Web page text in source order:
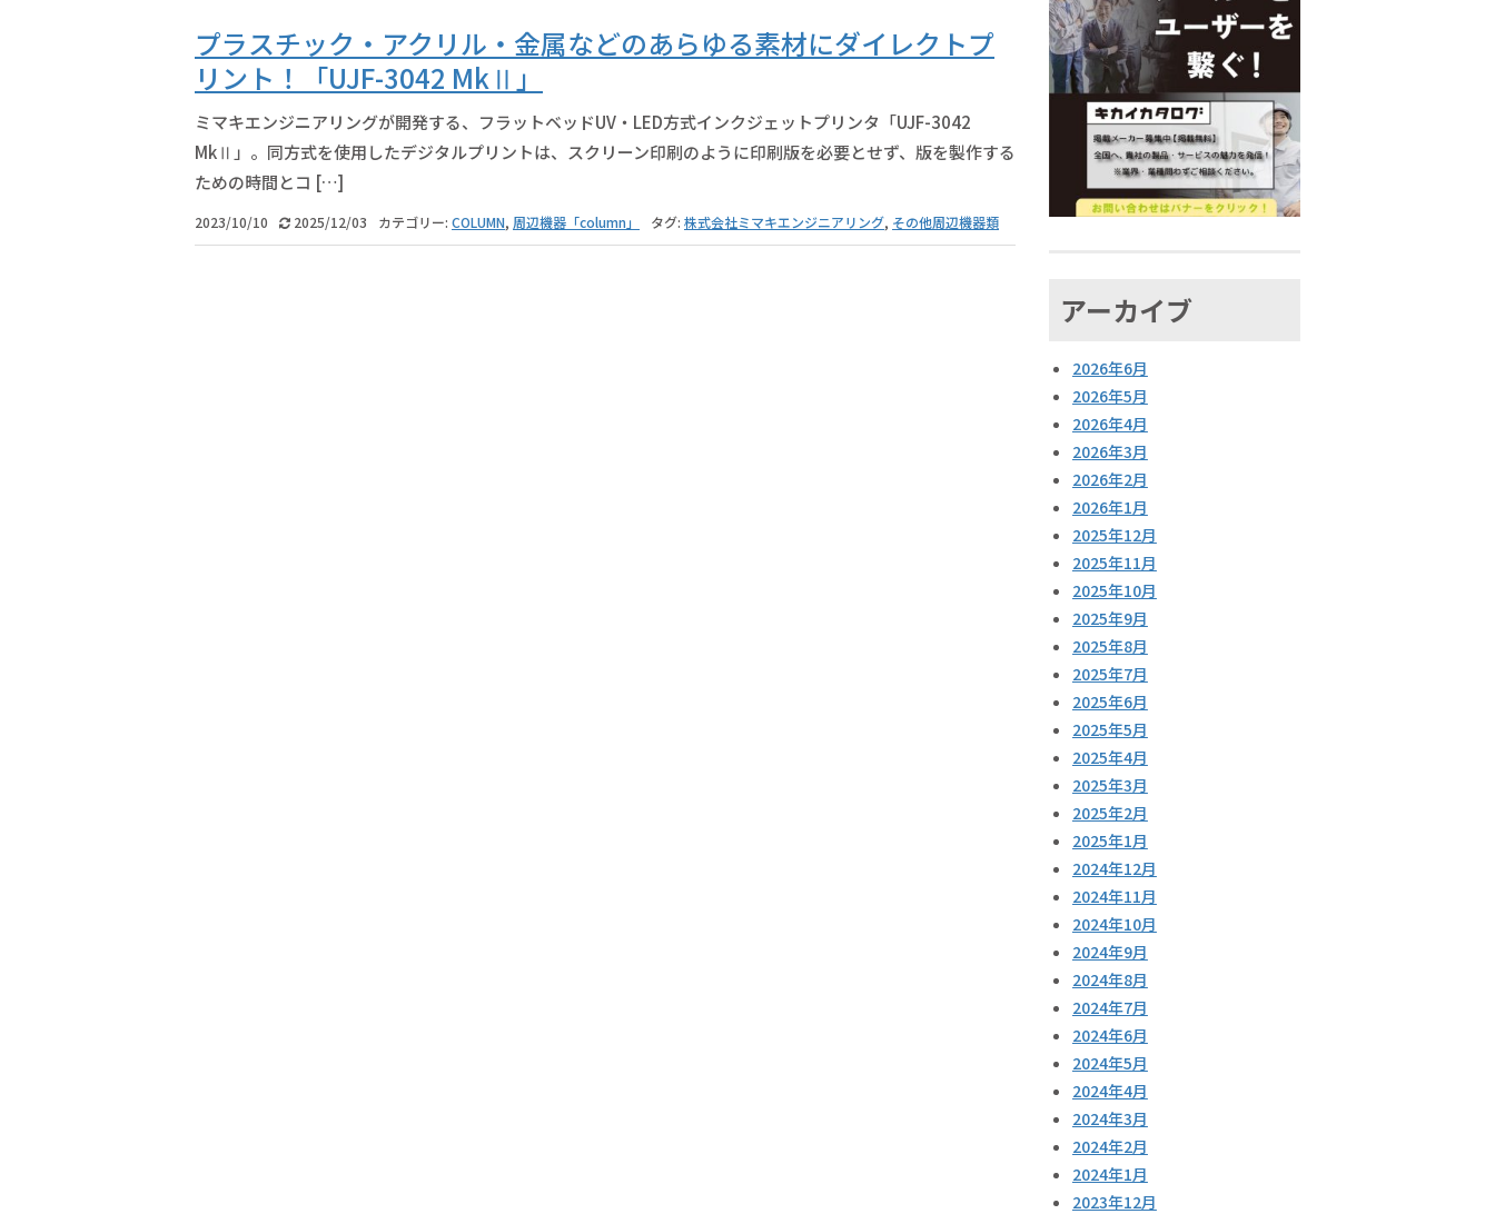
プラスチック・アクリル・金属などのあらゆる素材にダイレクトプ
リント！「UJF-3042 MkⅡ」
ミマキエンジニアリングが開発する、フラットベッドUV・LED方式インクジェットプリンタ「UJF-3042
MkⅡ」。同方式を使用したデジタルプリントは、スクリーン印刷のように印刷版を必要とせず、版を製作する
ための時間とコ […]
2023/10/10 2025/12/03 カテゴリー: COLUMN, 周辺機器「column」 タグ: 株式会社ミマキエンジニアリング, その他周辺機器類
アーカイブ
2026年6月
2026年5月
2026年4月
2026年3月
2026年2月
2026年1月
2025年12月
2025年11月
2025年10月
2025年9月
2025年8月
2025年7月
2025年6月
2025年5月
2025年4月
2025年3月
2025年2月
2025年1月
2024年12月
2024年11月
2024年10月
2024年9月
2024年8月
2024年7月
2024年6月
2024年5月
2024年4月
2024年3月
2024年2月
2024年1月
2023年12月